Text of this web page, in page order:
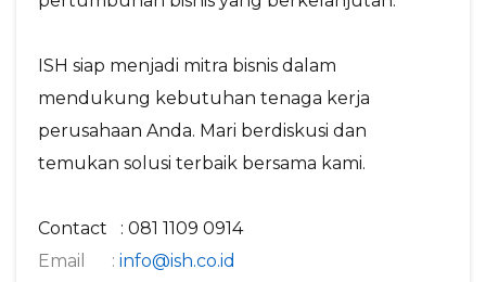
ISH siap menjadi mitra bisnis dalam
mendukung kebutuhan tenaga kerja
perusahaan Anda. Mari berdiskusi dan
temukan solusi terbaik bersama kami.
Contact : 081 1109 0914
Email : info@ish.co.id